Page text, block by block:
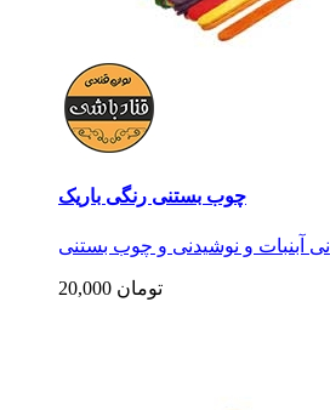
چوب بستنی رنگی باریک
نی آبنبات و نوشیدنی و چوب بستنی
20,000 تومان